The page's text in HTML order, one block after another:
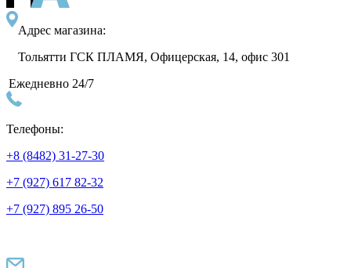
Адрес магазина:
Тольятти ГСК ПЛАМЯ, Офицерская, 14, офис 301
Ежедневно 24/7
Телефоны:
+8 (8482) 31-27-30
+7 (927) 617 82-32
+7 (927) 895 26-50